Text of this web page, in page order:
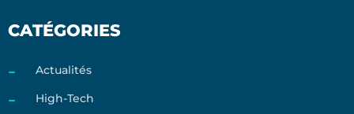
CATÉGORIES
Actualités
High-Tech